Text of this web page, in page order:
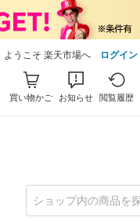
ようこそ 楽天市場へ ログイン
買い物かご お知らせ 閲覧履歴